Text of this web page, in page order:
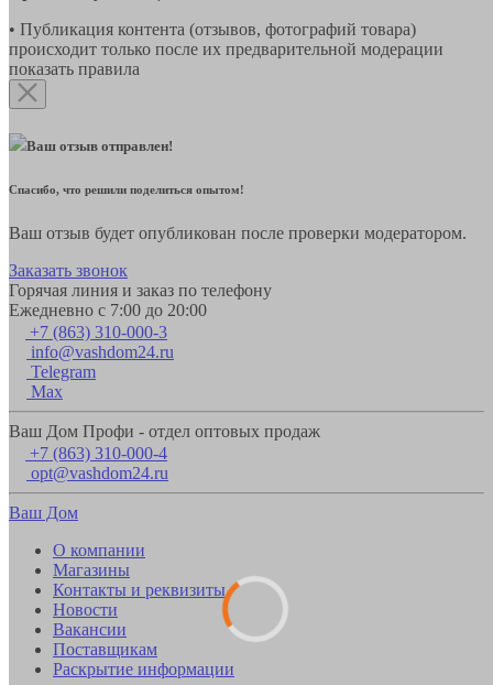
• Публикация контента (отзывов, фотографий товара)
происходит только после их предварительной модерации
показать правила
Ваш отзыв отправлен!
Спасибо, что решили поделиться опытом!
Ваш отзыв будет опубликован после проверки модератором.
Заказать звонок
Горячая линия и заказ по телефону
Ежедневно с 7:00 до 20:00
+7 (863) 310-000-3
info@vashdom24.ru
Telegram
Max
Ваш Дом Профи - отдел оптовых продаж
+7 (863) 310-000-4
opt@vashdom24.ru
Ваш Дом
О компании
Магазины
Контакты и реквизиты
Новости
Вакансии
Поставщикам
Раскрытие информации